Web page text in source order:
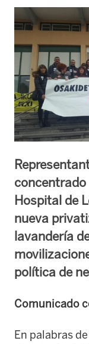
Hospital de
nueva
lavandería
política de
Comunicado
En palabras